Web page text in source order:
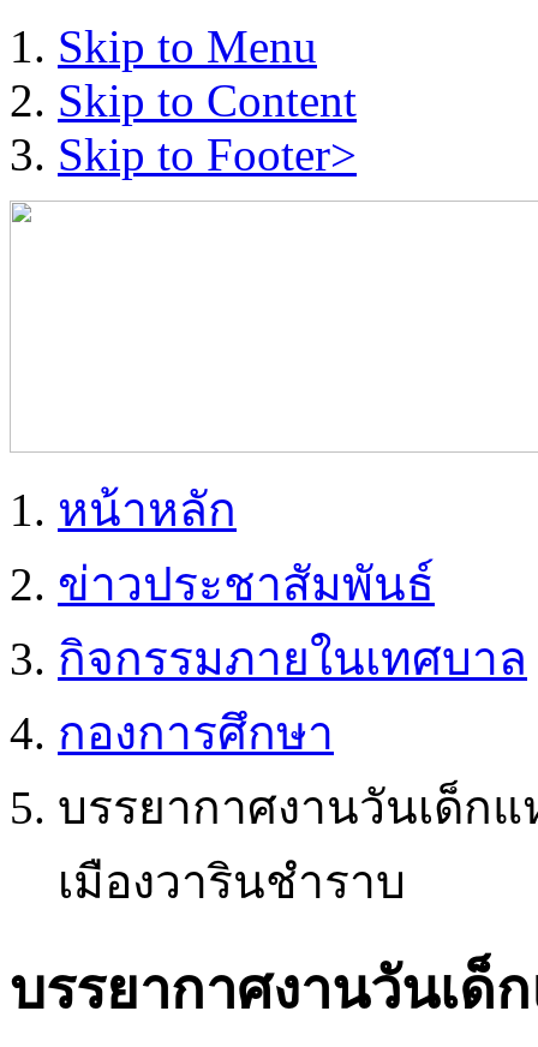
Skip to Menu
Skip to Content
Skip to Footer>
หน้าหลัก
ข่าวประชาสัมพันธ์
กิจกรรมภายในเทศบาล
กองการศึกษา
บรรยากาศงานวันเด็กแ
เมืองวารินชำราบ
บรรยากาศงานวันเด็